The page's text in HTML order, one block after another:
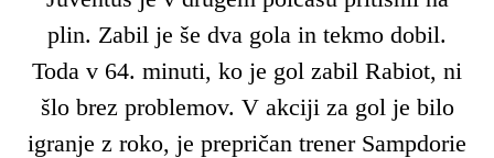
plin. Zabil je še dva gola in tekmo dobil.
Toda v 64. minuti, ko je gol zabil Rabiot, ni
šlo brez problemov. V akciji za gol je bilo
igranje z roko, je prepričan trener Sampdorie